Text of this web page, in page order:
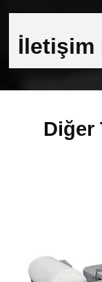
İletişim
Diğer